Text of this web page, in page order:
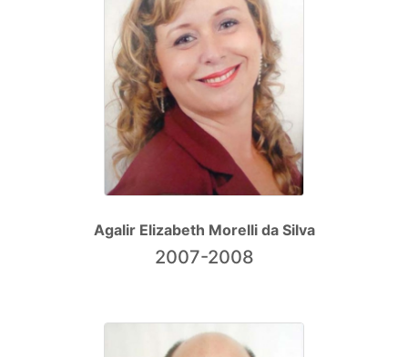
Agalir Elizabeth Morelli da Silva
2007-2008